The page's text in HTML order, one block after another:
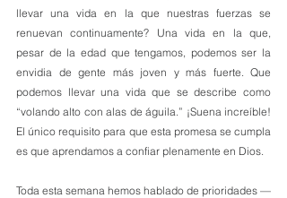
llevar una vida en la que nuestras fuerzas se
renuevan continuamente? Una vida en la que,
pesar de la edad que tengamos, podemos ser la
envidia de gente más joven y más fuerte. Que
podemos llevar una vida que se describe como
“volando alto con alas de águila.” ¡Suena increíble!
El único requisito para que esta promesa se cumpla
es que aprendamos a confiar plenamente en Dios.
Toda esta semana hemos hablado de prioridades —